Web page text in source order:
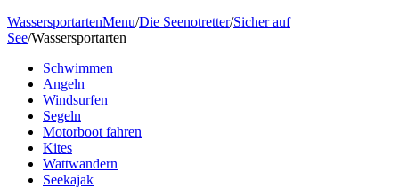
WassersportartenMenu/Die Seenotretter/Sicher auf
See/Wassersportarten
Schwimmen
Angeln
Windsurfen
Segeln
Motorboot fahren
Kites
Wattwandern
Seekajak